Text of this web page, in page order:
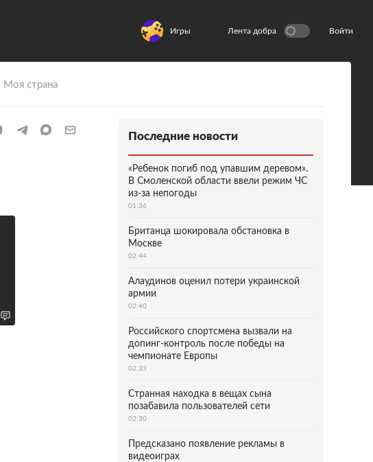
Игры Лента добра Войти
Моя страна
Последние новости
«Ребенок погиб под упавшим деревом».
В Смоленской области ввели режим ЧС
из-за непогоды
01:36
Британца шокировала обстановка в
Москве
02:44
Алаудинов оценил потери украинской
армии
02:40
Российского спортсмена вызвали на
допинг-контроль после победы на
чемпионате Европы
02:33
Странная находка в вещах сына
позабавила пользователей сети
02:30
Предсказано появление рекламы в
видеоиграх